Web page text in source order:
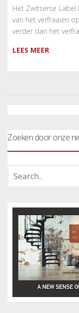
Het Zwitserse
van het verfraaien
verder dan het
LEES MEER
Zoeken door onze